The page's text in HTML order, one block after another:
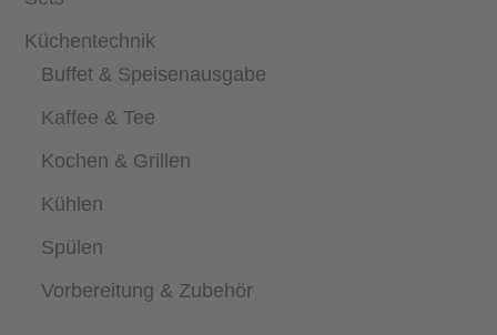
Küchentechnik
Buffet & Speisenausgabe
Kaffee & Tee
Kochen & Grillen
Kühlen
Spülen
Vorbereitung & Zubehör